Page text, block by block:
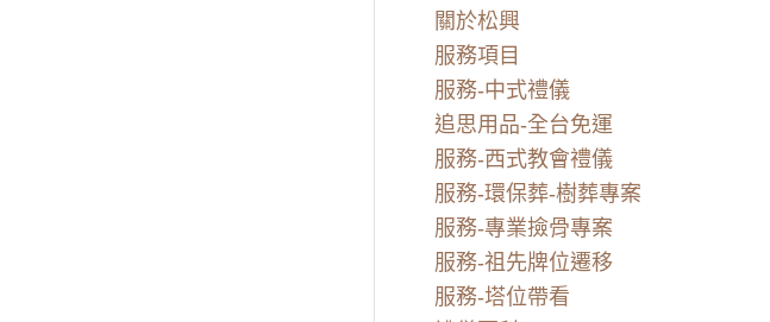
關於松興
服務項目
服務-中式禮儀
追思用品-全台免運
服務-西式教會禮儀
服務-環保葬-樹葬專案
服務-專業撿骨專案
服務-祖先牌位遷移
服務-塔位帶看